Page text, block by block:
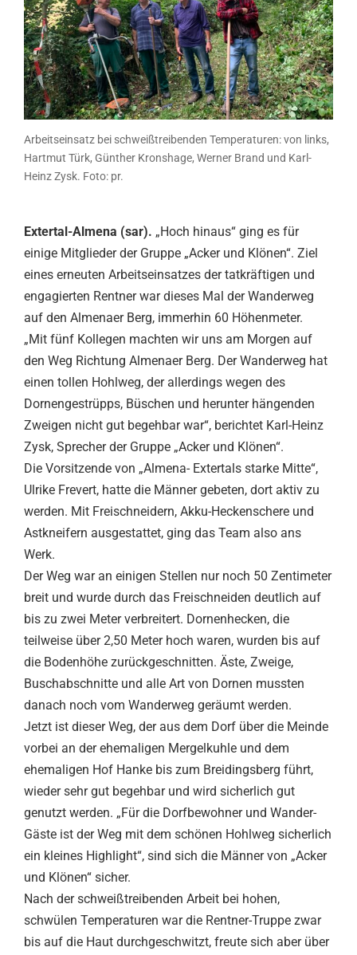
Arbeitseinsatz bei schweißtreibenden Temperaturen: von links,
Hartmut Türk, Günther Kronshage, Werner Brand und Karl-
Heinz Zysk. Foto: pr.
Extertal-Almena (sar). „Hoch hinaus“ ging es für
einige Mitglieder der Gruppe „Acker und Klönen“. Ziel
eines erneuten Arbeitseinsatzes der tatkräftigen und
engagierten Rentner war dieses Mal der Wanderweg
auf den Almenaer Berg, immerhin 60 Höhenmeter.
„Mit fünf Kollegen machten wir uns am Morgen auf
den Weg Richtung Almenaer Berg. Der Wanderweg hat
einen tollen Hohlweg, der allerdings wegen des
Dornengestrüpps, Büschen und herunter hängenden
Zweigen nicht gut begehbar war“, berichtet Karl-Heinz
Zysk, Sprecher der Gruppe „Acker und Klönen“.
Die Vorsitzende von „Almena- Extertals starke Mitte“,
Ulrike Frevert, hatte die Männer gebeten, dort aktiv zu
werden. Mit Freischneidern, Akku-Heckenschere und
Astkneifern ausgestattet, ging das Team also ans
Werk.
Der Weg war an einigen Stellen nur noch 50 Zentimeter
breit und wurde durch das Freischneiden deutlich auf
bis zu zwei Meter verbreitert. Dornenhecken, die
teilweise über 2,50 Meter hoch waren, wurden bis auf
die Bodenhöhe zurückgeschnitten. Äste, Zweige,
Buschabschnitte und alle Art von Dornen mussten
danach noch vom Wanderweg geräumt werden.
Jetzt ist dieser Weg, der aus dem Dorf über die Meinde
vorbei an der ehemaligen Mergelkuhle und dem
ehemaligen Hof Hanke bis zum Breidingsberg führt,
wieder sehr gut begehbar und wird sicherlich gut
genutzt werden. „Für die Dorfbewohner und Wander-
Gäste ist der Weg mit dem schönen Hohlweg sicherlich
ein kleines Highlight“, sind sich die Männer von „Acker
und Klönen“ sicher.
Nach der schweißtreibenden Arbeit bei hohen,
schwülen Temperaturen war die Rentner-Truppe zwar
bis auf die Haut durchgeschwitzt, freute sich aber über